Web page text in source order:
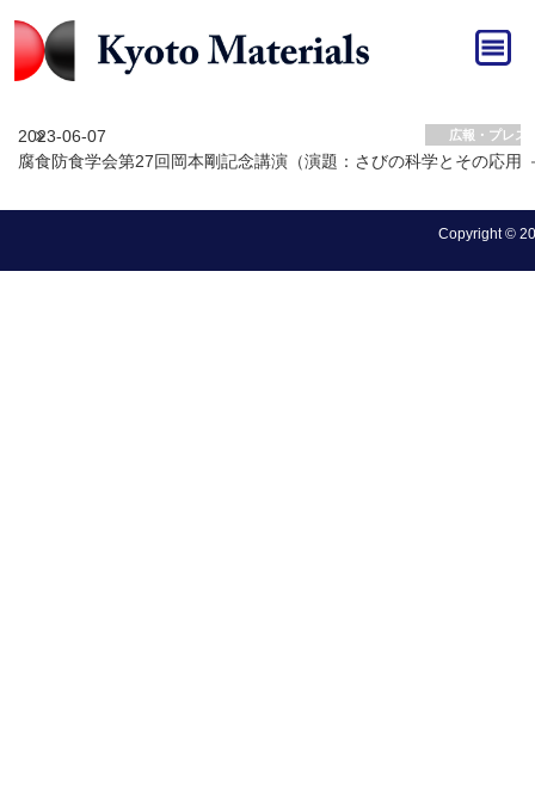
HOME
広報・プレスリリース アーカイブ
2023-06-07 広報・プレス
腐食防食学会第27回岡本剛記念講演（演題：さびの科学とその応
Copyright ©